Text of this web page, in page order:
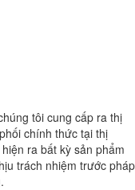
tôi cung cấp ra thị
chính thức tại thị
ra bất kỳ sản phẩm
trách nhiệm trước pháp